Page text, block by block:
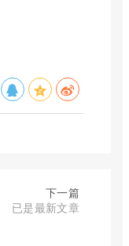
下一篇
已是最新文章